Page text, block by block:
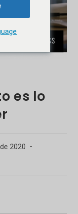
es lo
2020